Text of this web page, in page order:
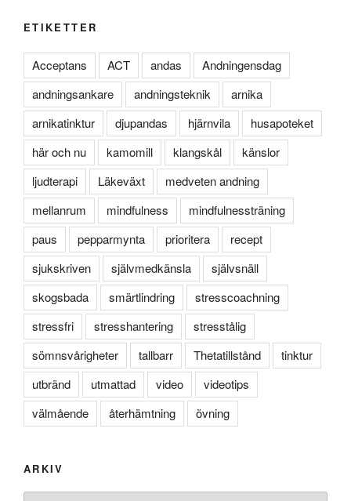
ETIKETTER
Acceptans ACT andas
Andningensdag
andningsankare
andningsteknik
arnika
arnikatinktur
djupandas hjärnvila
husapoteket
här och nu
kamomill klangskål
känslor
ljudterapi
Läkeväxt
medveten andning
mellanrum
mindfulness
mindfulnessträning
paus
pepparmynta prioritera
recept
sjukskriven
självmedkänsla
självsnäll
skogsbada
smärtlindring
stresscoachning
stressfri
stresshantering
stresstålig
sömnsvårigheter
tallbarr Thetatillstånd
tinktur
utbränd
utmattad video
videotips
välmående
återhämtning övning
ARKIV